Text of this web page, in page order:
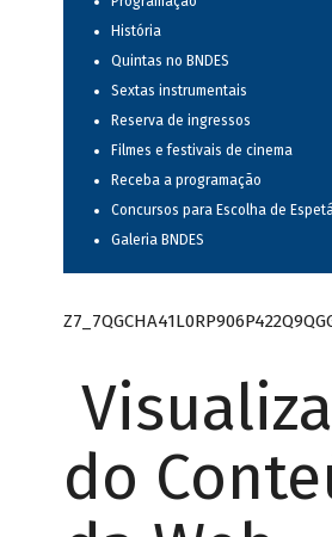
História
Quintas no BNDES
Sextas instrumentais
Reserva de ingressos
Filmes e festivais de cinema
Receba a programação
Concursos para Escolha de
Galeria BNDES
do